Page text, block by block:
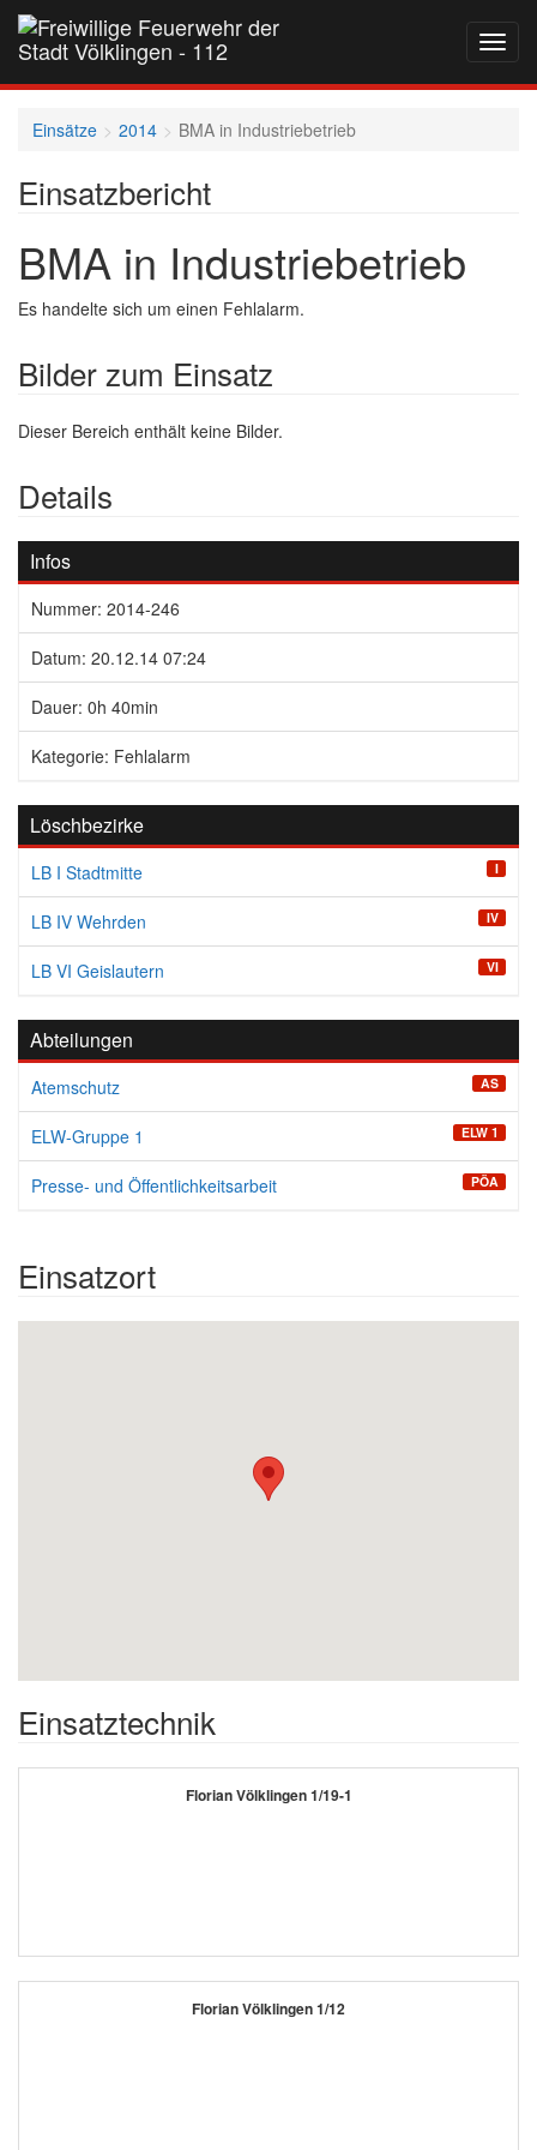
auf-
und
Einsätze 2014 BMA in Industriebetrieb
Einsatzbericht
BMA in Industriebetrieb
Es handelte sich um einen Fehlalarm.
Bilder zum Einsatz
Dieser Bereich enthält keine Bilder.
Details
Infos
Nummer: 2014-246
Datum: 20.12.14 07:24
Dauer: 0h 40min
Kategorie: Fehlalarm
Löschbezirke
LB I Stadtmitte I
LB IV Wehrden IV
LB VI Geislautern VI
Abteilungen
Atemschutz AS
ELW-Gruppe 1 ELW 1
Presse- und Öffentlichkeitsarbeit PÖA
Einsatzort
Einsatztechnik
Florian Völklingen 1/19-1
Florian Völklingen 1/12